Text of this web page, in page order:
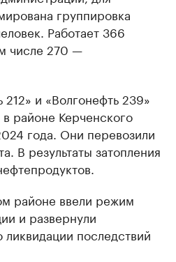
группировка
Работает 366
числе 270 —
и «Волгонефть 239»
районе Керченского
года. Они перевозили
В результаты затопления
районе ввели режим
и развернули
последствий